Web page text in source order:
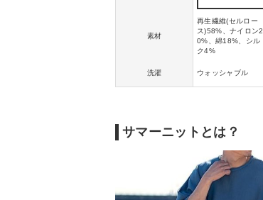
素材
再生繊維(セルロー
ス)58%、ナイロン2
0%、綿18%、シル
ク4%
洗濯 ウォッシャブル
サマーニットとは？